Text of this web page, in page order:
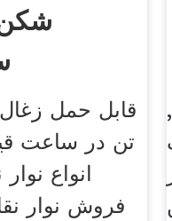
تن در ساعت
انواع
فروش نوار